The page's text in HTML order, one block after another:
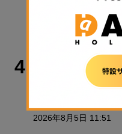
2026年8月6日 08:00
4
【速報】金融庁、
2026年8月5日 11:51